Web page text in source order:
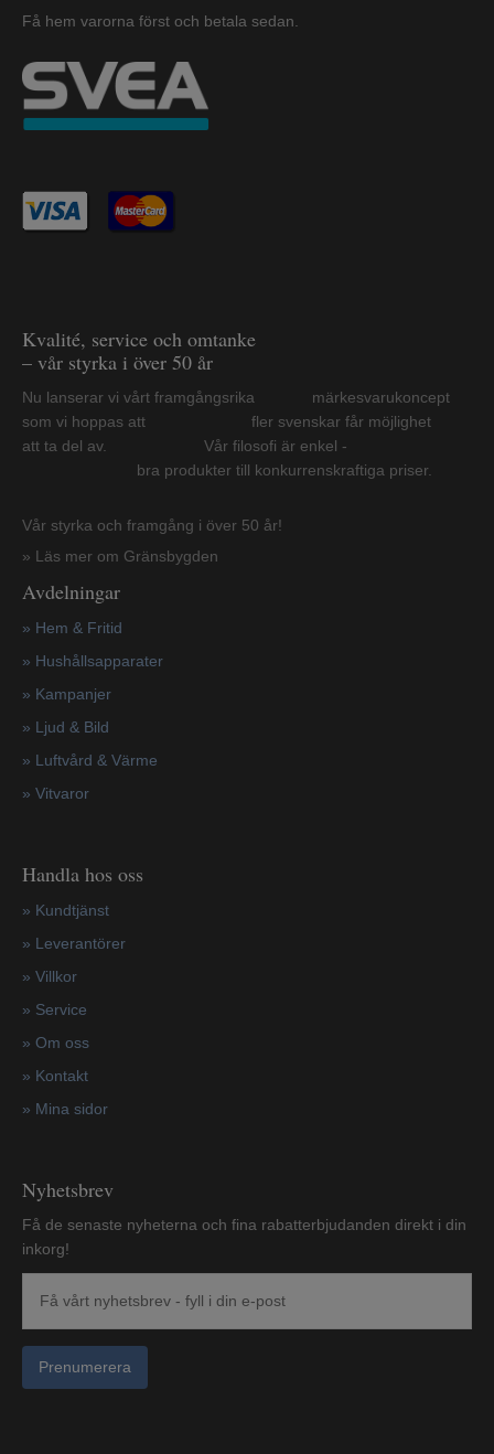
Få hem varorna först och betala sedan.
Kvalité, service och omtanke
– vår styrka i över 50 år
Nu lanserar vi vårt framgångsrika märkesvarukoncept
som vi hoppas att fler svenskar får möjlighet
att ta del av. Vår filosofi är enkel -
bra produkter till konkurrenskraftiga priser.
Vår styrka och framgång i över 50 år!
» Läs mer om Gränsbygden
Avdelningar
» Hem & Fritid
» Hushållsapparater
» Kampanjer
» Ljud & Bild
» Luftvård & Värme
» Vitvaror
Handla hos oss
» Kundtjänst
» Leverantörer
» Villkor
» Service
» Om oss
» Kontakt
» Mina sidor
Nyhetsbrev
Få de senaste nyheterna och fina rabatterbjudanden direkt i din
inkorg!
Prenumerera